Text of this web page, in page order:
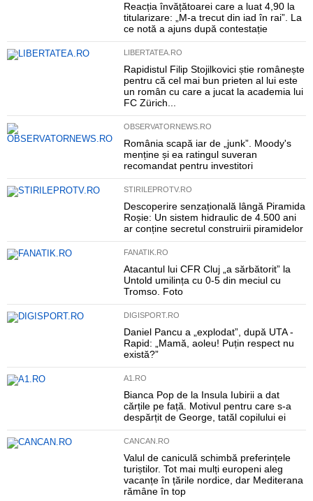
Reacția învățătoarei care a luat 4,90 la
titularizare: „M-a trecut din iad în rai”. La
ce notă a ajuns după contestație
LIBERTATEA.RO
Rapidistul Filip Stojilkovici știe românește
pentru că cel mai bun prieten al lui este
un român cu care a jucat la academia lui
FC Zürich...
OBSERVATORNEWS.RO
România scapă iar de „junk”. Moody's
menține și ea ratingul suveran
recomandat pentru investitori
STIRILEPROTV.RO
Descoperire senzațională lângă Piramida
Roșie: Un sistem hidraulic de 4.500 ani
ar conține secretul construirii piramidelor
FANATIK.RO
Atacantul lui CFR Cluj „a sărbătorit” la
Untold umilința cu 0-5 din meciul cu
Tromso. Foto
DIGISPORT.RO
Daniel Pancu a „explodat”, după UTA -
Rapid: „Mamă, aoleu! Puțin respect nu
există?”
A1.RO
Bianca Pop de la Insula Iubirii a dat
cărțile pe față. Motivul pentru care s-a
despărțit de George, tatăl copilului ei
CANCAN.RO
Valul de caniculă schimbă preferințele
turiștilor. Tot mai mulți europeni aleg
vacanțe în țările nordice, dar Mediterana
rămâne în top